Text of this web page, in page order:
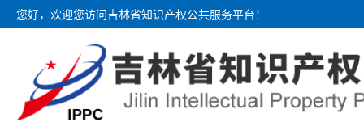
您好，欢迎您访问吉林省知识产权公共服务平台！